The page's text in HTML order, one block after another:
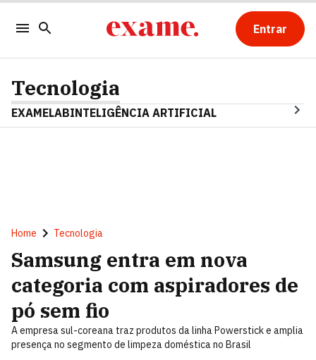
Entrar
Tecnologia
EXAMELABINTELIGÊNCIA ARTIFICIAL
Home Tecnologia
Samsung entra em nova
categoria com aspiradores de
pó sem fio
A empresa sul-coreana traz produtos da linha Powerstick e amplia
presença no segmento de limpeza doméstica no Brasil